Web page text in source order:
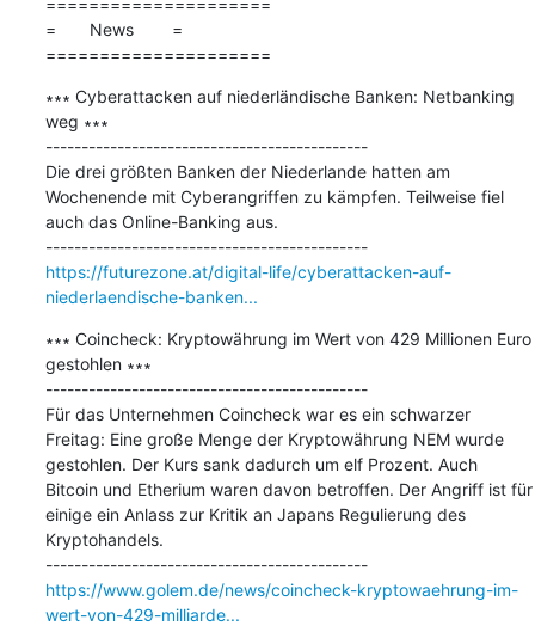
=       News        =
=====================
∗∗∗ Cyberattacken auf niederländische Banken: Netbanking
weg ∗∗∗
---------------------------------------------
Die drei größten Banken der Niederlande hatten am
Wochenende mit Cyberangriffen zu kämpfen. Teilweise fiel
auch das Online-Banking aus.
---------------------------------------------
https://futurezone.at/digital-life/cyberattacken-auf-
niederlaendische-banken...
∗∗∗ Coincheck: Kryptowährung im Wert von 429 Millionen Euro
gestohlen ∗∗∗
---------------------------------------------
Für das Unternehmen Coincheck war es ein schwarzer
Freitag: Eine große Menge der Kryptowährung NEM wurde
gestohlen. Der Kurs sank dadurch um elf Prozent. Auch
Bitcoin und Etherium waren davon betroffen. Der Angriff ist für
einige ein Anlass zur Kritik an Japans Regulierung des
Kryptohandels.
---------------------------------------------
https://www.golem.de/news/coincheck-kryptowaehrung-im-
wert-von-429-milliarde...